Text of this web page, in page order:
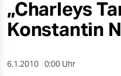
gesellschaft
kultur
sport
„Charleys
Konstantin
6.1.2010 0:00 Uhr